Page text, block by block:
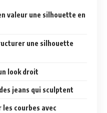
valeur une silhouette en
une silhouette
look droit
jeans qui sculptent
courbes avec